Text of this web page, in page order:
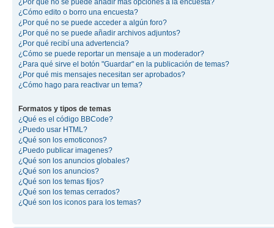
¿Por qué no se puede añadir más opciones a la encuesta?
¿Cómo edito o borro una encuesta?
¿Por qué no se puede acceder a algún foro?
¿Por qué no se puede añadir archivos adjuntos?
¿Por qué recibí una advertencia?
¿Cómo se puede reportar un mensaje a un moderador?
¿Para qué sirve el botón "Guardar" en la publicación de temas?
¿Por qué mis mensajes necesitan ser aprobados?
¿Cómo hago para reactivar un tema?
Formatos y tipos de temas
¿Qué es el código BBCode?
¿Puedo usar HTML?
¿Qué son los emoticonos?
¿Puedo publicar imagenes?
¿Qué son los anuncios globales?
¿Qué son los anuncios?
¿Qué son los temas fijos?
¿Qué son los temas cerrados?
¿Qué son los iconos para los temas?